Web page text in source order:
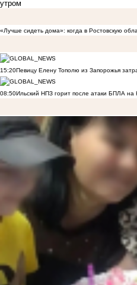
утром
«Лучше сидеть дома»: когда в Ростовскую
15:20Певицу Елену Тополю из Запорожья
08:50Ильский НПЗ горит после атаки БПЛА на